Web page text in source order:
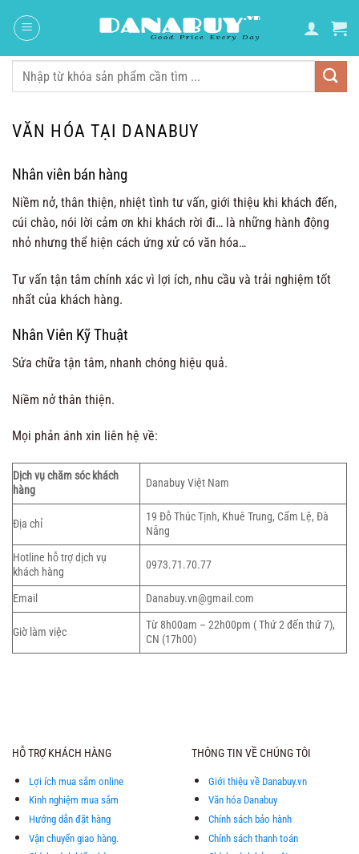
đến
dung
Tìm
VĂN HÓA TẠI DANABUY
Nhân viên bán hàng
Niềm nở, thân thiện, nhiệt tình tư vấn, giới thiệu khi khách đến,
cúi chào, nói lời cảm ơn khi khách rời đi… là những hành động
nhỏ nhưng thể hiện cách ứng xử có văn hóa…
Tư vấn tận tâm chính xác vì lợi ích, nhu cầu và trải nghiệm tốt
nhất của khách hàng.
Nhân Viên Kỹ Thuật
Sửa chữa tận tâm, nhanh chóng hiệu quả.
Niềm nở thân thiện.
Mọi phản ánh xin liên hệ về:
Dịch vụ chăm sóc khách
hàng
Danabuy Việt Nam
Địa chỉ
19 Đỗ Thúc Tịnh, Khuê Trung, Cẩm Lệ, Đà
Nẵng
Hotline hỗ trợ dịch vụ
khách hàng
0973.71.70.77
Email Danabuy.vn@gmail.com
Giờ làm việc
Từ 8h00am – 22h00pm ( Thứ 2 đến thứ 7),
CN (17h00)
HỖ TRỢ KHÁCH HÀNG
Lợi ích mua sắm online
Kinh nghiệm mua sắm
Hướng dẫn đặt hàng
Vận chuyển giao hàng.
THÔNG TIN VỀ CHÚNG TÔI
Giới thiệu về Danabuy.vn
Văn hóa Danabuy
Chính sách bảo hành
Chính sách thanh toán